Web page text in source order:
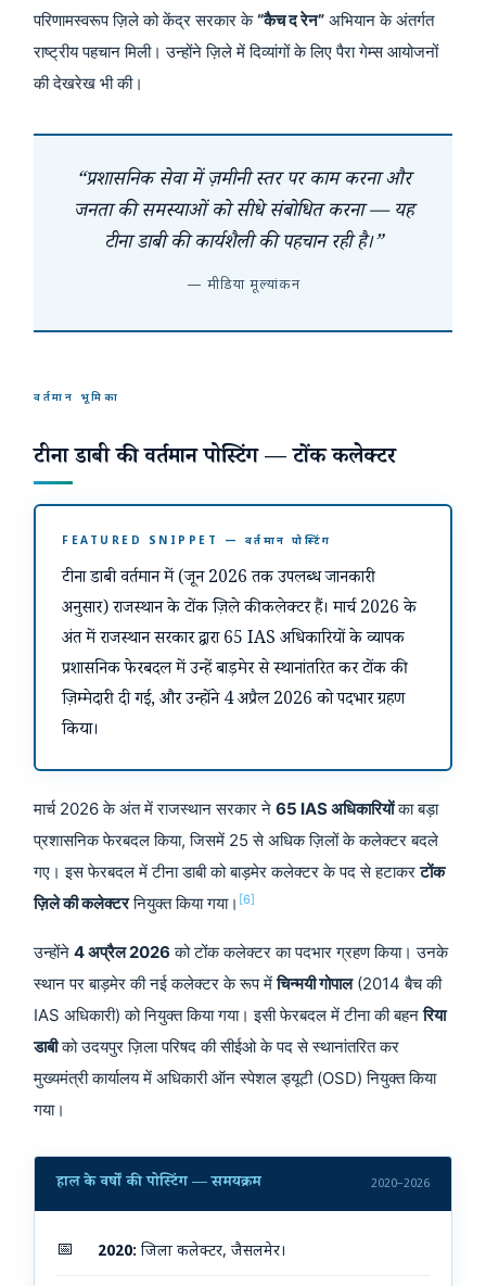
परिणामस्वरूप ज़िले को केंद्र सरकार के“कैच द रेन” अभियान के अंतर्गत
राष्ट्रीय पहचान मिली। उन्होंने ज़िले में दिव्यांगों के लिए पैरा गेम्स आयोजनों
की देखरेख भी की।
“प्रशासनिक सेवा में ज़मीनी स्तर पर काम करना और
जनता की समस्याओं को सीधे संबोधित करना — यह
टीना डाबी की कार्यशैली की पहचान रही है।”
— मीडिया मूल्यांकन
वर्तमान भूमिका
टीना डाबी की वर्तमान पोस्टिंग — टोंक कलेक्टर
FEATURED SNIPPET — वर्तमान पोस्टिंग
टीना डाबी वर्तमान में (जून 2026 तक उपलब्ध जानकारी
अनुसार) राजस्थान के टोंक ज़िले की कलेक्टर हैं। मार्च 2026 के
अंत में राजस्थान सरकार द्वारा 65 IAS अधिकारियों के व्यापक
प्रशासनिक फेरबदल में उन्हें बाड़मेर से स्थानांतरित कर टोंक की
ज़िम्मेदारी दी गई, और उन्होंने 4 अप्रैल 2026 को पदभार ग्रहण
किया।
मार्च 2026 के अंत में राजस्थान सरकार ने 65 IAS अधिकारियोंका बड़ा
प्रशासनिक फेरबदल किया, जिसमें 25 से अधिक ज़िलों के कलेक्टर बदले
गए। इस फेरबदल में टीना डाबी को बाड़मेर कलेक्टर के पद से हटाकरटोंक
ज़िले की कलेक्टरनियुक्त किया गया। [6]
उन्होंने 4 अप्रैल 2026 को टोंक कलेक्टर का पदभार ग्रहण किया। उनके
स्थान पर बाड़मेर की नई कलेक्टर के रूप मेंचिन्मयी गोपाल(2014 बैच की
IAS अधिकारी) को नियुक्त किया गया। इसी फेरबदल में टीना की बहनरिया
डाबीको उदयपुर ज़िला परिषद की सीईओ के पद से स्थानांतरित कर
मुख्यमंत्री कार्यालय में अधिकारी ऑन स्पेशल ड्यूटी (OSD) नियुक्त किया
गया।
हाल के वर्षों की पोस्टिंग — समयक्रम 2020–2026
📅 2020: जिला कलेक्टर, जैसलमेर।